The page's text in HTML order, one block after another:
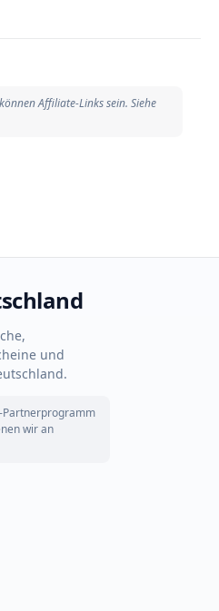
Affiliate-Links sein. Siehe
und
Partnerprogramm
wir an